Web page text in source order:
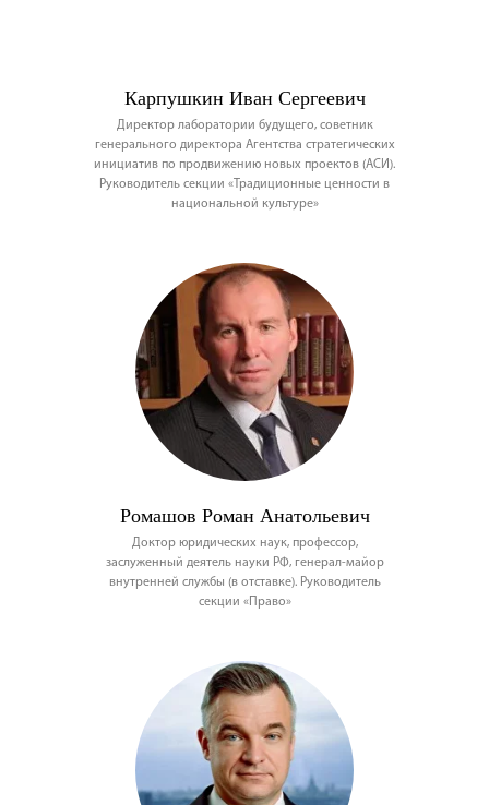
Карпушкин Иван Сергеевич
Директор лаборатории будущего, советник
генерального директора Агентства стратегических
инициатив по продвижению новых проектов (АСИ).
Руководитель секции «Традиционные ценности в
национальной культуре»
Ромашов Роман Анатольевич
Доктор юридических наук, профессор,
заслуженный деятель науки РФ, генерал-майор
внутренней службы (в отставке). Руководитель
секции «Право»